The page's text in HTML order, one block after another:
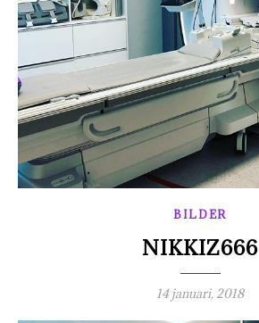
BILDER
NIKKIZ666
14 januari, 2018